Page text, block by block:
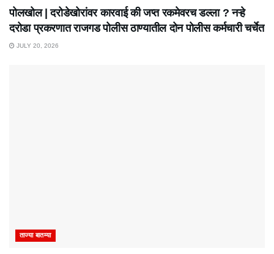
पोलखोल | दरोडेखोरांवर कारवाई की जप्त रकमेवरच डल्ला ? नऱ्हे
दरोडा प्रकरणात राजगड पोलीस ठाण्यातील दोन पोलीस कर्मचारी चर्चेत
JULY 20, 2026
ताज्या बातम्या